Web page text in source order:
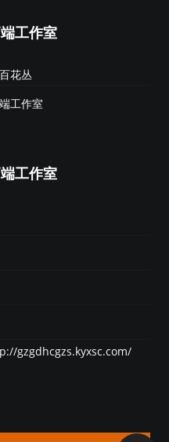
工作室
花丛
工作室
工作室
gzgdhcgzs.kyxsc.com/